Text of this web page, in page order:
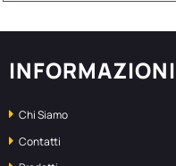
INFORMAZIONI
Chi Siamo
Contatti